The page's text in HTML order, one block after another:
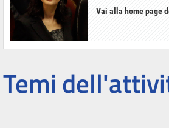
Vai alla home page
Temi